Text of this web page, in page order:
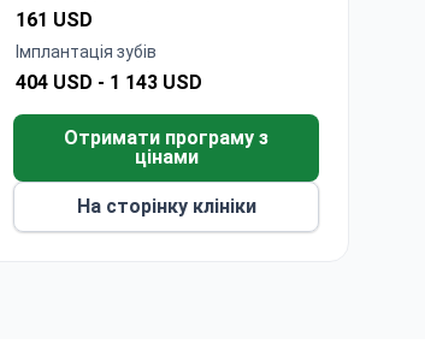
використанням композитів (бондінг)
161 USD
Імплантація зубів
404 USD - 1 143 USD
Отримати програму з
цінами
На сторінку клініки